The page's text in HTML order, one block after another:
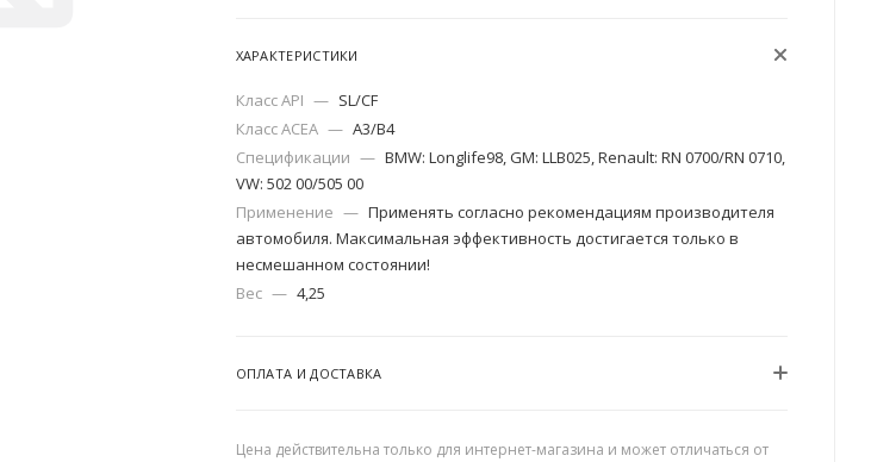
ХАРАКТЕРИСТИКИ
Класс API — SL/CF
Класс ACEA — A3/B4
Спецификации — BMW: Longlife98, GM: LLB025, Renault: RN 0700/RN 0710,
VW: 502 00/505 00
Применение — Применять согласно рекомендациям производителя
автомобиля. Максимальная эффективность достигается только в
несмешанном состоянии!
Вес — 4,25
ОПЛАТА И ДОСТАВКА
Цена действительна только для интернет-магазина и может отличаться от